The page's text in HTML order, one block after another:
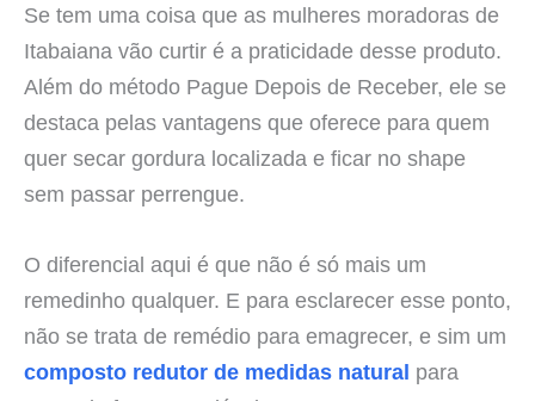
Se tem uma coisa que as mulheres moradoras de
Itabaiana vão curtir é a praticidade desse produto.
Além do método Pague Depois de Receber, ele se
destaca pelas vantagens que oferece para quem
quer secar gordura localizada e ficar no shape
sem passar perrengue.
O diferencial aqui é que não é só mais um
remedinho qualquer. E para esclarecer esse ponto,
não se trata de remédio para emagrecer, e sim um
composto redutor de medidas natural para